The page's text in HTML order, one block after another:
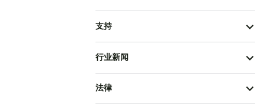
支持
行业新闻
法律